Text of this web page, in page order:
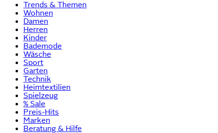
Trends & Themen
Wohnen
Damen
Herren
Kinder
Bademode
Wäsche
Sport
Garten
Technik
Heimtextilien
Spielzeug
% Sale
Preis-Hits
Marken
Beratung & Hilfe